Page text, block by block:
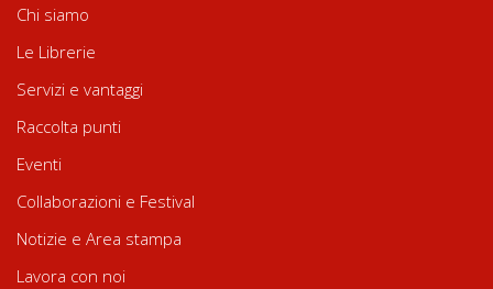
Chi siamo
Le Librerie
Servizi e vantaggi
Raccolta punti
Eventi
Collaborazioni e Festival
Notizie e Area stampa
Lavora con noi